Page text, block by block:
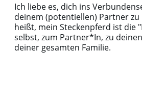
Ich liebe es, dich ins
deinem (potentiellen) Partner zu
heißt, mein Steckenpferd ist die
selbst, zum Partner*In, zu
deiner gesamten Familie.